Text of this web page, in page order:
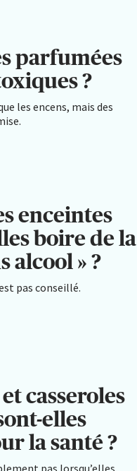
parfumées
?
les encens, mais des
enceintes
boire de la
alcool » ?
pas conseillé.
casseroles
elles
la santé ?
pas lorsqu’elles